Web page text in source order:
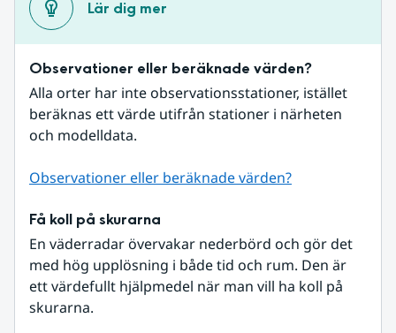
Lär dig mer
Observationer eller beräknade värden?
Alla orter har inte observationsstationer, istället
beräknas ett värde utifrån stationer i närheten
och modelldata.
Observationer eller beräknade värden?
Få koll på skurarna
En väderradar övervakar nederbörd och gör det
med hög upplösning i både tid och rum. Den är
ett värdefullt hjälpmedel när man vill ha koll på
skurarna.